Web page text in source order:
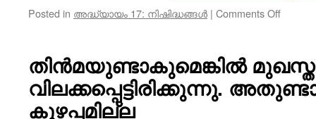
Posted in അദ്ധ്യായം 17: നിഷിദ്ധങ്ങൾ | Comments Offon
ബാധിച്ച
തിൻമയുണ്ടാകുമെങ്കിൽ
വിലക്കപ്പെട്ടിരിക്കുന്നു.
കുഴപ്പമില്ല